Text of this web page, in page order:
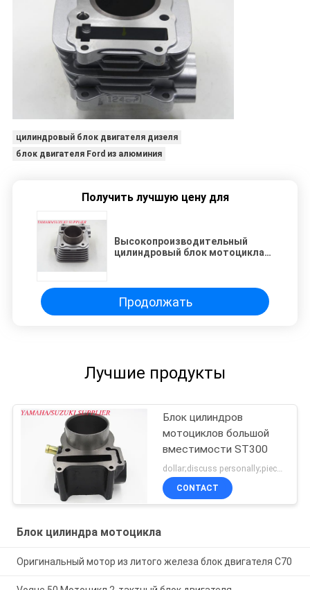
цилиндровый блок двигателя дизеля
блок двигателя Ford из алюминия
Получить лучшую цену для
Высокопроизводительный
цилиндровый блок мотоцикла
Продолжать
Лучшие продукты
Блок цилиндров
мотоциклов большой
вместимости ST300
dollar;discuss personally;piece MOQ:Переговоры
CONTACT
Блок цилиндра мотоцикла
Оригинальный мотор из литого железа блок двигателя C70